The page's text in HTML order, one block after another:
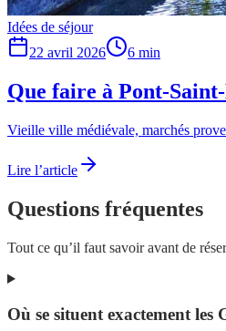
Idées de séjour
22 avril 2026
6 min
Que faire à Pont-
Vieille ville médiévale, marchés
Lire l’article
Questions fréquentes
Tout ce qu’il faut savoir avant de
Où se situent exactement les